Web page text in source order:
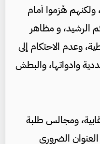
هُزموا أمام
الرشيد، و مظاهر
وعدم الاحتكام إلى
وادواتها، والبطش
ومجالس طلبة
الضروري